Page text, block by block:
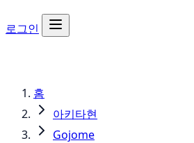
로그인
홈
아키타현
Gojome